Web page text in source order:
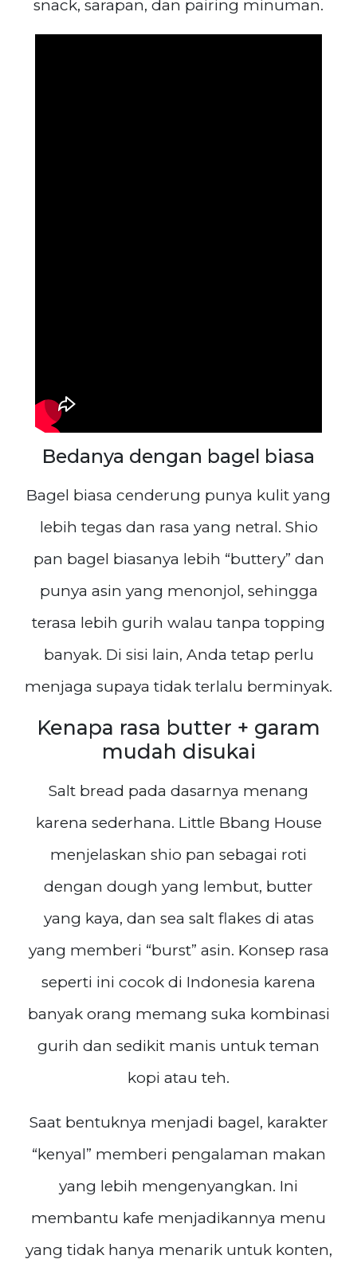
snack, sarapan, dan pairing minuman.
Bedanya dengan bagel biasa
Bagel biasa cenderung punya kulit yang
lebih tegas dan rasa yang netral. Shio
pan bagel biasanya lebih “buttery” dan
punya asin yang menonjol, sehingga
terasa lebih gurih walau tanpa topping
banyak. Di sisi lain, Anda tetap perlu
menjaga supaya tidak terlalu berminyak.
Kenapa rasa butter + garam
mudah disukai
Salt bread pada dasarnya menang
karena sederhana. Little Bbang House
menjelaskan shio pan sebagai roti
dengan dough yang lembut, butter
yang kaya, dan sea salt flakes di atas
yang memberi “burst” asin. Konsep rasa
seperti ini cocok di Indonesia karena
banyak orang memang suka kombinasi
gurih dan sedikit manis untuk teman
kopi atau teh.
Saat bentuknya menjadi bagel, karakter
“kenyal” memberi pengalaman makan
yang lebih mengenyangkan. Ini
membantu kafe menjadikannya menu
yang tidak hanya menarik untuk konten,